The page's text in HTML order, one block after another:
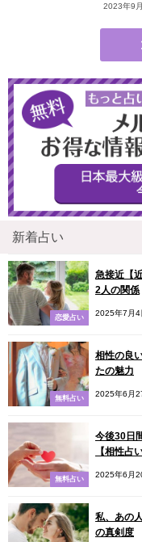
2023年9
新着占い
恋愛占い
急接近【
2人の関係
2025年7月4
無料占い
相性の良
たの魅力
2025年6月
無料占い
今後30日
【相性占い
2025年6月
私、あの
の真剣度